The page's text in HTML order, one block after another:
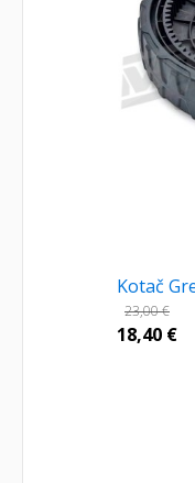
Kotač
23,00€
18,40 €